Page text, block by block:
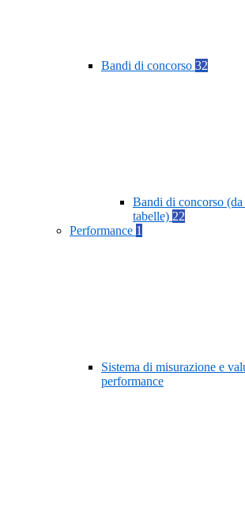
Bandi di concorso 32
Bandi di concorso
tabelle) 22
Performance 1
Sistema di misurazione e
performance